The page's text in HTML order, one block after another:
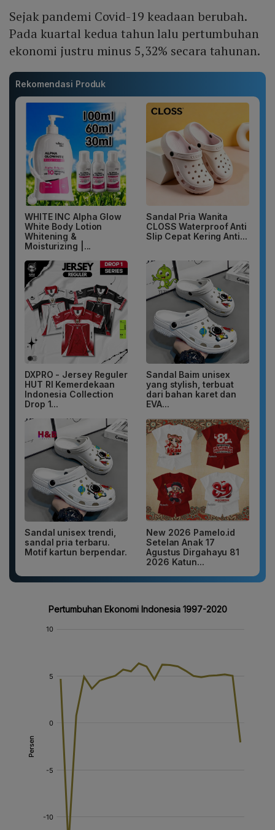
Sejak pandemi Covid-19 keadaan berubah.
Pada kuartal kedua tahun lalu pertumbuhan
ekonomi justru minus 5,32% secara tahunan.
Rekomendasi Produk
WHITE INC Alpha Glow
White Body Lotion
Whitening &
Moisturizing |...
Sandal Pria Wanita
CLOSS Waterproof Anti
Slip Cepat Kering Anti...
DXPRO - Jersey Reguler
HUT RI Kemerdekaan
Indonesia Collection
Drop 1...
Sandal Baim unisex
yang stylish, terbuat
dari bahan karet dan
EVA...
Sandal unisex trendi,
sandal pria terbaru.
Motif kartun berpendar.
New 2026 Pamelo.id
Setelan Anak 17
Agustus Dirgahayu 81
2026 Katun...